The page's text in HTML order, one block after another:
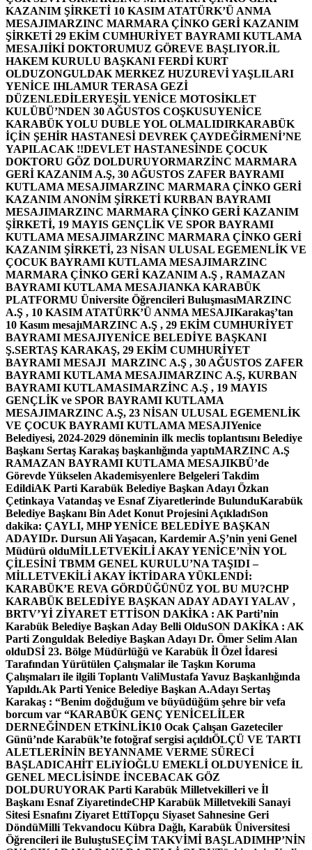
KAZANIM ŞİRKETİ 10 KASIM ATATÜRK’Ü ANMA
MESAJIMARZINC MARMARA ÇİNKO GERİ KAZANIM
ŞİRKETİ 29 EKİM CUMHURİYET BAYRAMI KUTLAMA
MESAJIİKİ DOKTORUMUZ GÖREVE BAŞLIYOR.İL
HAKEM KURULU BAŞKANI FERDİ KURT
OLDUZONGULDAK MERKEZ HUZUREVİ YAŞLILARI
YENİCE IHLAMUR TERASA GEZİ
DÜZENLEDİLERYEŞİL YENİCE MOTOSİKLET
KULÜBÜ’NDEN 30 AĞUSTOS COŞKUSUYENİCE
KARABÜK YOLU DUBLE YOL OLMALIDIRKARABÜK
İÇİN ŞEHİR HASTANESİ DEVREK ÇAYDEĞİRMENİ’NE
YAPILACAK !!DEVLET HASTANESİNDE ÇOCUK
DOKTORU GÖZ DOLDURUYORMARZİNC MARMARA
GERİ KAZANIM A.Ş, 30 AĞUSTOS ZAFER BAYRAMI
KUTLAMA MESAJIMARZINC MARMARA ÇİNKO GERİ
KAZANIM ANONİM ŞİRKETİ KURBAN BAYRAMI
MESAJIMARZINC MARMARA ÇİNKO GERİ KAZANIM
ŞİRKETİ, 19 MAYIS GENÇLİK VE SPOR BAYRAMI
KUTLAMA MESAJIMARZINC MARMARA ÇİNKO GERİ
KAZANIM ŞİRKETİ, 23 NİSAN ULUSAL EGEMENLİK VE
ÇOCUK BAYRAMI KUTLAMA MESAJIMARZINC
MARMARA ÇİNKO GERİ KAZANIM A.Ş , RAMAZAN
BAYRAMI KUTLAMA MESAJIANKA KARABÜK
PLATFORMU Üniversite Öğrencileri BuluşmasıMARZINC
A.Ş , 10 KASIM ATATÜRK’Ü ANMA MESAJIKarakaş’tan
10 Kasım mesajıMARZINC A.Ş , 29 EKİM CUMHURİYET
BAYRAMI MESAJIYENİCE BELEDİYE BAŞKANI
Ş.SERTAŞ KARAKAŞ, 29 EKİM CUMHURİYET
BAYRAMI MESAJI MARZINC A.Ş , 30 AĞUSTOS ZAFER
BAYRAMI KUTLAMA MESAJIMARZINC A.Ş, KURBAN
BAYRAMI KUTLAMASIMARZİNC A.Ş , 19 MAYIS
GENÇLİK ve SPOR BAYRAMI KUTLAMA
MESAJIMARZINC A.Ş, 23 NİSAN ULUSAL EGEMENLİK
VE ÇOCUK BAYRAMI KUTLAMA MESAJIYenice
Belediyesi, 2024-2029 döneminin ilk meclis toplantısını Belediye
Başkanı Sertaş Karakaş başkanlığında yaptıMARZINC A.Ş
RAMAZAN BAYRAMI KUTLAMA MESAJIKBÜ’de
Görevde Yükselen Akademisyenlere Belgeleri Takdim
EdildiAK Parti Karabük Belediye Başkan Adayı Özkan
Çetinkaya Vatandaş ve Esnaf Ziyaretlerinde BulunduKarabük
Belediye Başkanı Bin Adet Konut Projesini AçıkladıSon
dakika: ÇAYLI, MHP YENİCE BELEDİYE BAŞKAN
ADAYIDr. Dursun Ali Yaşacan, Kardemir A.Ş’nin yeni Genel
Müdürü olduMİLLETVEKİLİ AKAY YENİCE’NİN YOL
ÇİLESİNİ TBMM GENEL KURULU’NA TAŞIDI –
MİLLETVEKİLİ AKAY İKTİDARA YÜKLENDİ:
KARABÜK’E REVA GÖRDÜĞÜNÜZ YOL BU MU?CHP
KARABÜK BELEDİYE BAŞKAN ADAY ADAYI YALAV ,
BRTV’Yİ ZİYARET ETTİSON DAKİKA : AK Parti’nin
Karabük Belediye Başkan Aday Belli OlduSON DAKİKA : AK
Parti Zonguldak Belediye Başkan Adayı Dr. Ömer Selim Alan
olduDSİ 23. Bölge Müdürlüğü ve Karabük İl Özel İdaresi
Tarafından Yürütülen Çalışmalar ile Taşkın Koruma
Çalışmaları ile ilgili Toplantı ValiMustafa Yavuz Başkanlığında
Yapıldı.Ak Parti Yenice Belediye Başkan A.Adayı Sertaş
Karakaş : “Benim doğduğum ve büyüdüğüm şehre bir vefa
borcum var “KARABÜK GENÇ YENİCELİLER
DERNEĞİNDEN ETKİNLİK10 Ocak Çalışan Gazeteciler
Günü’nde Karabük’te fotoğraf sergisi açıldıÖLÇÜ VE TARTI
ALETLERİNİN BEYANNAME VERME SÜRECİ
BAŞLADICAHİT ELiYİOĞLU EMEKLİ OLDUYENİCE İL
GENEL MECLİSİNDE İNCEBACAK GÖZ
DOLDURUYORAK Parti Karabük Milletvekilleri ve İl
Başkanı Esnaf ZiyaretindeCHP Karabük Milletvekili Sanayi
Sitesi Esnafını Ziyaret EttiTopçu Siyaset Sahnesine Geri
DöndüMilli Tekvandocu Kübra Dağlı, Karabük Üniversitesi
Öğrencileri ile BuluştuSEÇİM TAKVİMİ BAŞLADIMHP’NİN